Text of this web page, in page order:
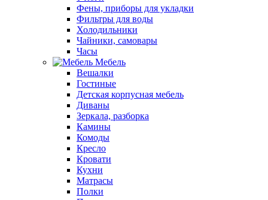
Фены, приборы для укладки
Фильтры для воды
Холодильники
Чайники, самовары
Часы
Мебель
Вешалки
Гостиные
Детская корпусная мебель
Диваны
Зеркала, разборка
Камины
Комоды
Кресло
Кровати
Кухни
Матрасы
Полки